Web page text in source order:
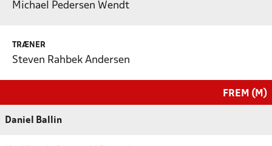
Michael Pedersen Wendt
TRÆNER
Steven Rahbek Andersen
FREM (M)
Daniel Ballin